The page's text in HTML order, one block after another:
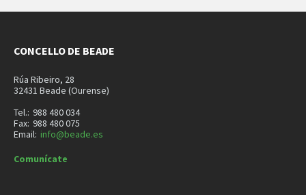
CONCELLO DE BEADE
Rúa Ribeiro, 28
32431 Beade (Ourense)
Tel.: 988 480 034
Fax: 988 480 075
Email: info@beade.es
Comunícate